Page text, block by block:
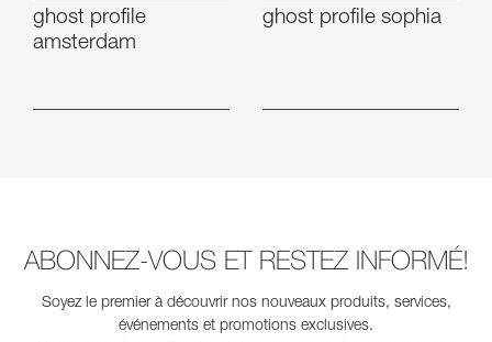
ghost profile
amsterdam
ghost profile sophia
ABONNEZ-VOUS ET RESTEZ INFORMÉ!
Soyez le premier à découvrir nos nouveaux produits, services,
événements et promotions exclusives.